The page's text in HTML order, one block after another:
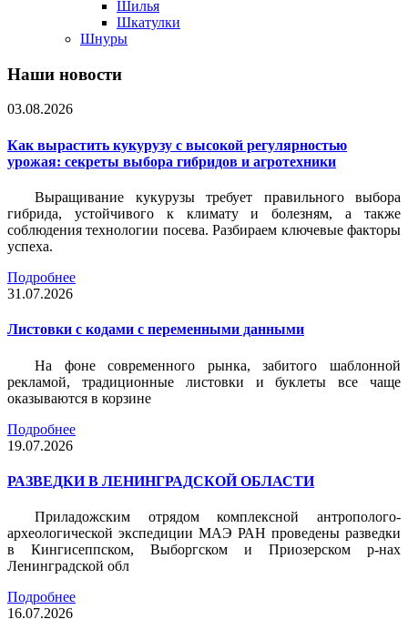
Шилья
Шкатулки
Шнуры
Наши новости
03.08.2026
Как вырастить кукурузу с высокой регулярностью
урожая: секреты выбора гибридов и агротехники
Выращивание кукурузы требует правильного выбора
гибрида, устойчивого к климату и болезням, а также
соблюдения технологии посева. Разбираем ключевые факторы
успеха.
Подробнее
31.07.2026
Листовки c кодами с переменными данными
На фоне современного рынка, забитого шаблонной
рекламой, традиционные листовки и буклеты все чаще
оказываются в корзине
Подробнее
19.07.2026
РАЗВЕДКИ В ЛЕНИНГРАДСКОЙ ОБЛАСТИ
Приладожским отрядом комплексной антрополого-
археологической экспедиции МАЭ РАН проведены разведки
в Кингисеппском, Выборгском и Приозерском р-нах
Ленинградской обл
Подробнее
16.07.2026